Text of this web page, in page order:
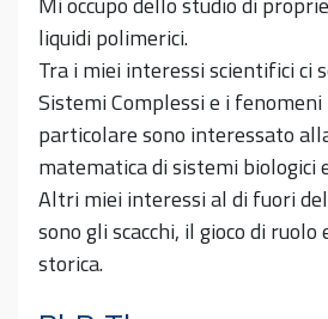
liquidi polimerici.
Tra i miei interessi scientifici ci
Sistemi Complessi e i
particolare sono interessato
matematica di sistemi biologici
Altri miei interessi al di fuori
sono gli scacchi, il gioco di ruolo
storica.